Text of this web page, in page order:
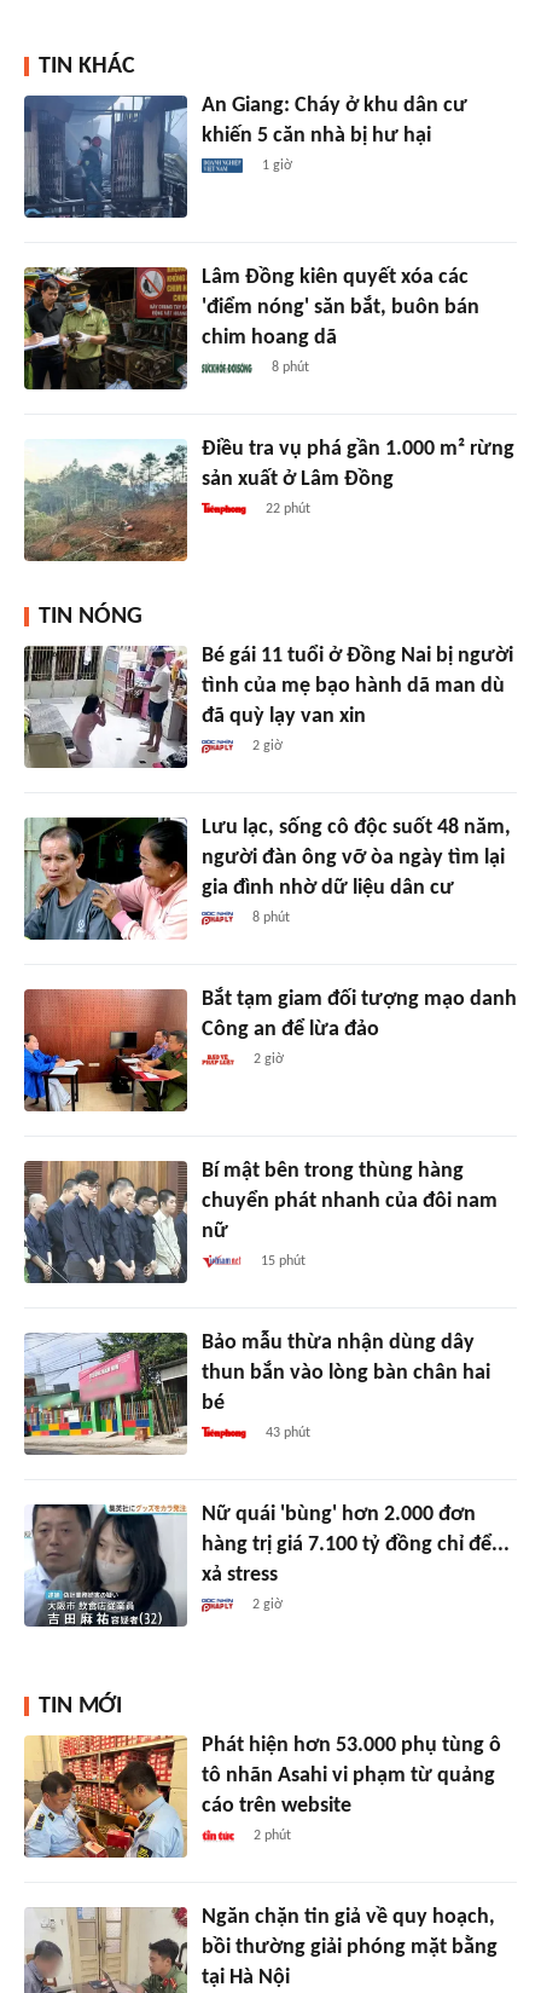
TIN KHÁC
An Giang: Cháy ở khu dân cư
khiến 5 căn nhà bị hư hại
1 giờ
Lâm Đồng kiên quyết xóa các
'điểm nóng' săn bắt, buôn bán
chim hoang dã
8 phút
Điều tra vụ phá gần 1.000 m² rừng
sản xuất ở Lâm Đồng
22 phút
TIN NÓNG
Bé gái 11 tuổi ở Đồng Nai bị người
tình của mẹ bạo hành dã man dù
đã quỳ lạy van xin
2 giờ
Lưu lạc, sống cô độc suốt 48 năm,
người đàn ông vỡ òa ngày tìm lại
gia đình nhờ dữ liệu dân cư
8 phút
Bắt tạm giam đối tượng mạo danh
Công an để lừa đảo
2 giờ
Bí mật bên trong thùng hàng
chuyển phát nhanh của đôi nam
nữ
15 phút
Bảo mẫu thừa nhận dùng dây
thun bắn vào lòng bàn chân hai
bé
43 phút
Nữ quái 'bùng' hơn 2.000 đơn
hàng trị giá 7.100 tỷ đồng chỉ để...
xả stress
2 giờ
TIN MỚI
Phát hiện hơn 53.000 phụ tùng ô
tô nhãn Asahi vi phạm từ quảng
cáo trên website
2 phút
Ngăn chặn tin giả về quy hoạch,
bồi thường giải phóng mặt bằng
tại Hà Nội